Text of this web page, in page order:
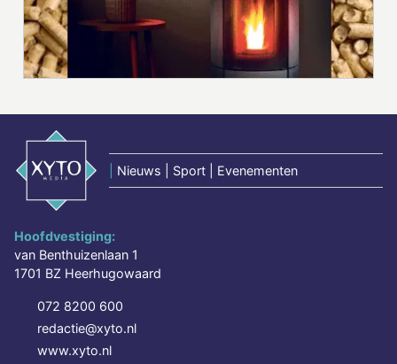
Nieuws | Sport | Evenementen
Hoofdvestiging:
van Benthuizenlaan 1
1701 BZ Heerhugowaard
072 8200 600
redactie@xyto.nl
www.xyto.nl